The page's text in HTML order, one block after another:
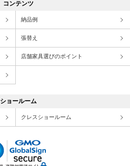
コンテンツ
納品例
張替え
店舗家具選びのポイント
ショールーム
クレスショールーム